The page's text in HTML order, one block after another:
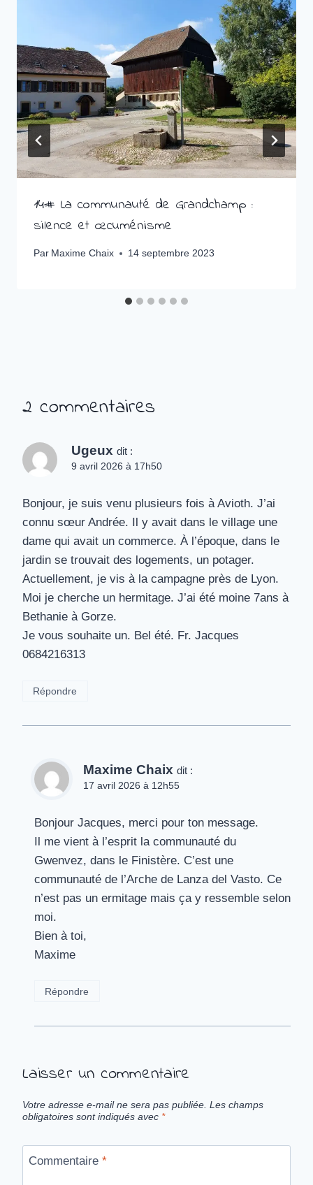
14# La communauté de Grandchamp :
silence et œcuménisme
Par Maxime Chaix 14 septembre 2023
2 commentaires
Ugeux dit :
9 avril 2026 à 17h50
Bonjour, je suis venu plusieurs fois à Avioth. J’ai
connu sœur Andrée. Il y avait dans le village une
dame qui avait un commerce. À l’époque, dans le
jardin se trouvait des logements, un potager.
Actuellement, je vis à la campagne près de Lyon.
Moi je cherche un hermitage. J’ai été moine 7ans à
Bethanie à Gorze.
Je vous souhaite un. Bel été. Fr. Jacques
0684216313
Répondre
Maxime Chaix dit :
17 avril 2026 à 12h55
Bonjour Jacques, merci pour ton message.
Il me vient à l’esprit la communauté du
Gwenvez, dans le Finistère. C’est une
communauté de l’Arche de Lanza del Vasto. Ce
n’est pas un ermitage mais ça y ressemble selon
moi.
Bien à toi,
Maxime
Répondre
Laisser un commentaire
Votre adresse e-mail ne sera pas publiée. Les champs
obligatoires sont indiqués avec *
Commentaire *